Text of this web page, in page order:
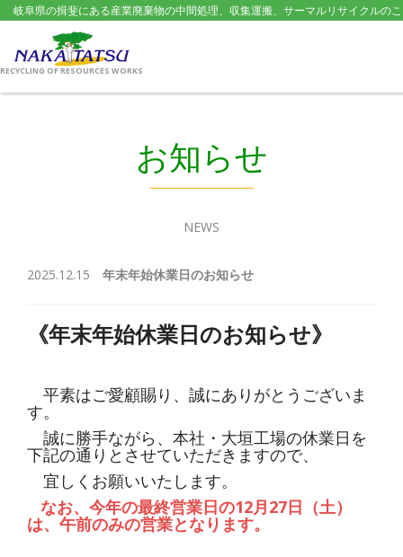
岐阜県の揖斐にある産業廃棄物の中間処理、収集運搬、サーマルリサイクル
RECYCLING OF RESOURCES WORKS
お知らせ
NEWS
2025.12.15 年末年始休業日のお知らせ
《年末年始休業日のお知らせ》
平素はご愛顧賜り、誠にありがとうございま
す。
誠に勝手ながら、本社・大垣工場の休業日を
下記の通りとさせていただきますので、
宜しくお願いいたします。
なお、今年の最終営業日の12月27日（土）
は、午前のみの営業となります。